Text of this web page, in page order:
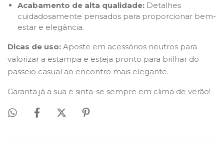
Acabamento de alta qualidade: Detalhes
cuidadosamente pensados para proporcionar bem-
estar e elegância.
Dicas de uso: Aposte em acessórios neutros para
valorizar a estampa e esteja pronto para brilhar do
passeio casual ao encontro mais elegante.
Garanta já a sua e sinta-se sempre em clima de verão!